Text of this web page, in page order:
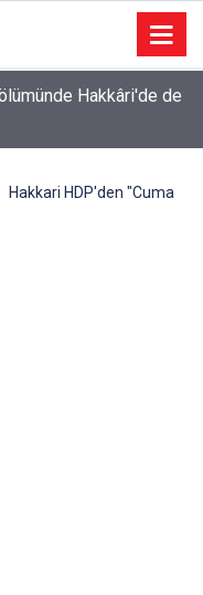
Hakkâri'de de
Hakkari HDP'den "Cuma